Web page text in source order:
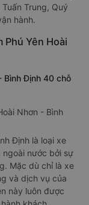
Trung, Quý
hành.
Phú Yên Hoài
Bình Định 40 chỗ
Nhơn - Bình
Định là loại xe
ngoài nước bởi sự
Mặc dù chỉ là xe
và dịch vụ của
này luôn được